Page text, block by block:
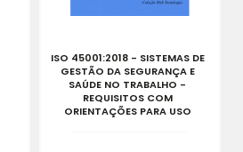
ISO 45001:2018 - SISTEMAS DE
GESTÃO DA SEGURANÇA E
SAÚDE NO TRABALHO -
REQUISITOS COM
ORIENTAÇÕES PARA USO